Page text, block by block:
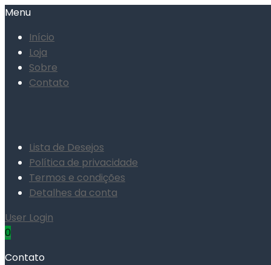
Menu
Início
Loja
Sobre
Contato
Lista de Desejos
Política de privacidade
Termos e condições
Detalhes da conta
User Login
0
Contato